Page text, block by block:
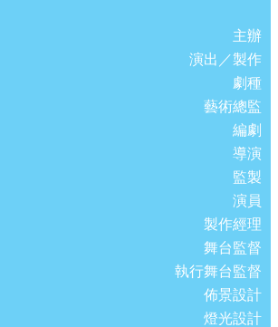
主辦
演出／製作
劇種
藝術總監
編劇
導演
監製
演員
製作經理
舞台監督
執行舞台監督
佈景設計
燈光設計